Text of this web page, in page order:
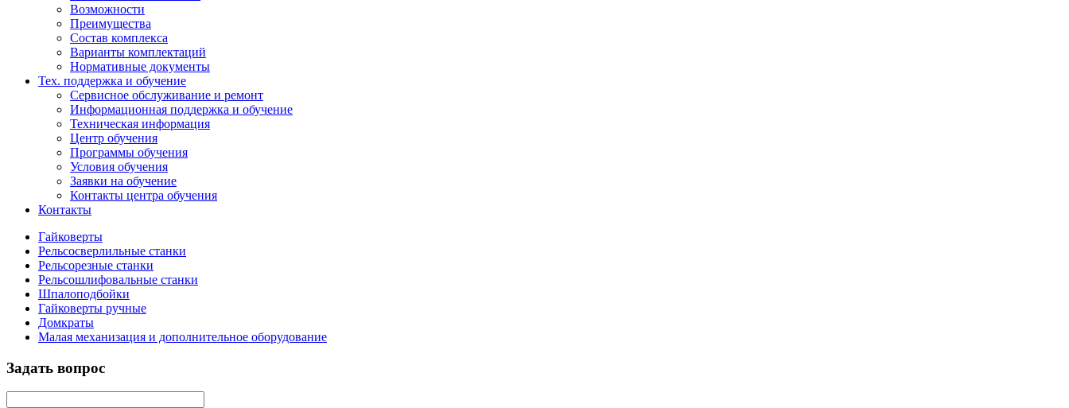
Возможности
Преимущества
Состав комплекса
Варианты комплектаций
Нормативные документы
Тех. поддержка и обучение
Сервисное обслуживание и ремонт
Информационная поддержка и обучение
Техническая информация
Центр обучения
Программы обучения
Условия обучения
Заявки на обучение
Контакты центра обучения
Контакты
Гайковерты
Рельсосверлильные станки
Рельсорезные станки
Рельсошлифовальные станки
Шпалоподбойки
Гайковерты ручные
Домкраты
Малая механизация и дополнительное оборудование
Задать вопрос